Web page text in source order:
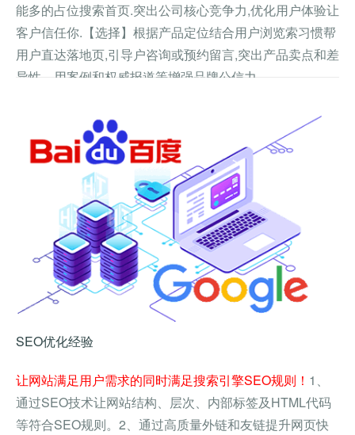
能多的占位搜索首页.突出公司核心竞争力,优化用户体验让
客户信任你.【选择】根据产品定位结合用户浏览索习惯帮
用户直达落地页,引导户咨询或预约留言,突出产品卖点和差
异性、用案例和权威报道等增强品牌公信力。
SEO优化经验
让网站满足用户需求的同时满足搜索引擎SEO规则！ 1、
通过SEO技术让网站结构、层次、内部标签及HTML代码
等符合SEO规则。2、通过高质量外链和友链提升网页快